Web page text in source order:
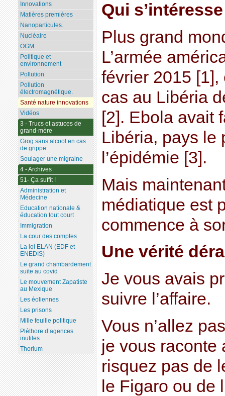
Qui
Plus grand
L’armée
février 2015 [1],
cas au Libéria
[2]. Ebola avait
Libéria, pays le
l’épidémie [3].
Mais
médiatique est
commence à
Une vérité
Je vous avais
suivre l’affaire.
Vous n’allez
je vous raconte
risquez pas de
le Figaro ou de
Innovations
Matières premières
Nanoparticules.
Nucléaire
OGM
Politique et
environnement
Pollution
Pollution
électromagnétique.
Santé nature innovations
Vidéos
3 - Trucs et astuces de
grand-mère
Grog sans alcool en cas
de grippe
Soulager une migraine
4 - Archives
51- Ça suffit !
Administration et
Médecine
Education nationale &
éducation tout court
Immigration
La cour des comptes
La loi ELAN (EDF et
ENEDIS)
Le grand chambardement
suite au covid
Le mouvement Zapatiste
au Mexique
Les éoliennes
Les prisons
Mille feuille politique
Pléthore d’agences
inutiles
Thorium